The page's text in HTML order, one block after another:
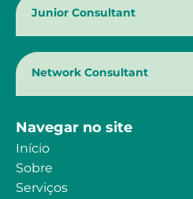
Junior Consultant
Network Consultant
Navegar no site
Início
Sobre
Serviços